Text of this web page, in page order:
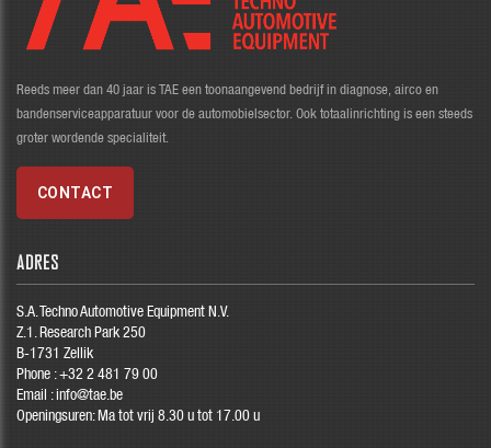
Reeds meer dan 40 jaar is TAE een toonaangevend bedrijf in diagnose, airco en
bandenserviceapparatuur voor de automobielsector. Ook totaalinrichting is een steeds
groter wordende specialiteit.
CONTACT
ADRES
S.A. Techno Automotive Equipment N.V.
Z.1. Research Park 250
B-1731 Zellik
Phone :+32 2 481 79 00
Email :info@tae.be
Openingsuren: Ma tot vrij 8.30 u tot 17.00 u